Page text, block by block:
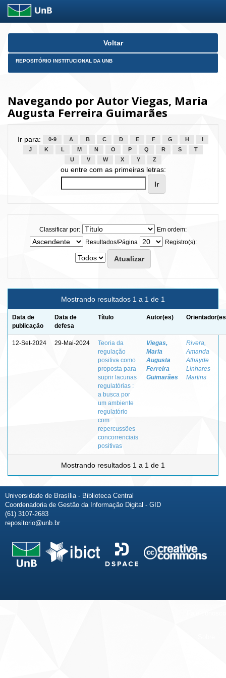
Skip
Voltar
REPOSITÓRIO INSTITUCIONAL DA UNB
Navegando por Autor Viegas, Maria
Augusta Ferreira Guimarães
Ir para: 0-9 A B C D E F G H
J
K L M N O P Q R S
T
U
V W X Y Z
ou entre com as primeiras letras:
Classificar por:
Em ordem:
Resultados/Página
Registro(s):
Mostrando resultados 1 a 1 de 1
Data de
publicação
Data de
defesa
Título Autor(es)
12-Set-2024 29-Mai-2024
Teoria da
regulação
positiva como
proposta para
suprir lacunas
regulatórias :
a busca por
um ambiente
regulatório
com
repercussões
concorrenciais
positivas
Viegas,
Maria
Augusta
Ferreira
Guimarães
Rivera,
Amanda
Athayde
Linhares
Martins
Mostrando resultados 1 a 1 de 1
Universidade de Brasília - Biblioteca Central
Coordenadoria de Gestão da Informação Digital - GID
(61) 3107-2683
repositorio@unb.br